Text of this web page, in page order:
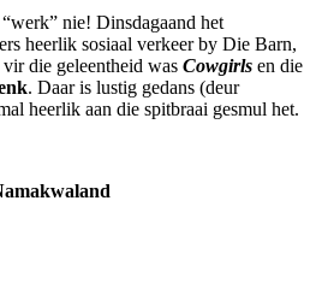
nie! Dinsdagaand het
heerlik sosiaal verkeer by Die Barn,
die geleentheid was Cowgirls en die
. Daar is lustig gedans (deur
heerlik aan die spitbraai gesmul het.